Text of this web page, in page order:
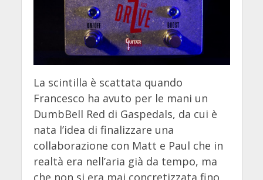
La scintilla è scattata quando
Francesco ha avuto per le mani un
DumbBell Red di Gaspedals, da cui è
nata l’idea di finalizzare una
collaborazione con Matt e Paul che in
realtà era nell’aria già da tempo, ma